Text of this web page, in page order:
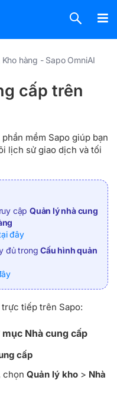
Kho hàng - Sapo OmniAI
cấp trên
mềm Sapo giúp bạn
lịch sử giao dịch và tối
cậpQuản lý nhà cung
đây
đủ trongCấu hình quản
tiếp trên Sapo:
Nhà cung cấp
cấp
chọn Quản lý kho > Nhà